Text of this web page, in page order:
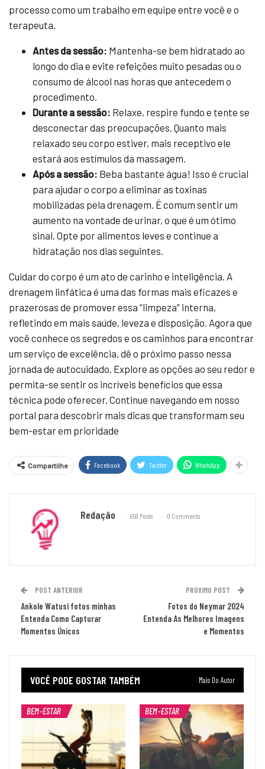
processo como um trabalho em equipe entre você e o
terapeuta.
Antes da sessão: Mantenha-se bem hidratado ao
longo do dia e evite refeições muito pesadas ou o
consumo de álcool nas horas que antecedem o
procedimento.
Durante a sessão: Relaxe, respire fundo e tente se
desconectar das preocupações. Quanto mais
relaxado seu corpo estiver, mais receptivo ele
estará aos estímulos da massagem.
Após a sessão: Beba bastante água! Isso é crucial
para ajudar o corpo a eliminar as toxinas
mobilizadas pela drenagem. É comum sentir um
aumento na vontade de urinar, o que é um ótimo
sinal. Opte por alimentos leves e continue a
hidratação nos dias seguintes.
Cuidar do corpo é um ato de carinho e inteligência. A
drenagem linfática é uma das formas mais eficazes e
prazerosas de promover essa “limpeza” interna,
refletindo em mais saúde, leveza e disposição. Agora que
você conhece os segredos e os caminhos para encontrar
um serviço de excelência, dê o próximo passo nessa
jornada de autocuidado. Explore as opções ao seu redor e
permita-se sentir os incríveis benefícios que essa
técnica pode oferecer. Continue navegando em nosso
portal para descobrir mais dicas que transformam seu
bem-estar em prioridade
Compartilhe Facebook Twitter WhatsApp
Redação 659 Posts 0 Comments
POST ANTERIOR
Ankole Watusi fotos minhas
Entenda Como Capturar
Momentos Únicos
PRÓXIMO POST
Fotos do Neymar 2024
Entenda As Melhores Imagens
e Momentos
VOCÊ PODE GOSTAR TAMBÉM Mais Do Autor
BEM-ESTAR BEM-ESTAR